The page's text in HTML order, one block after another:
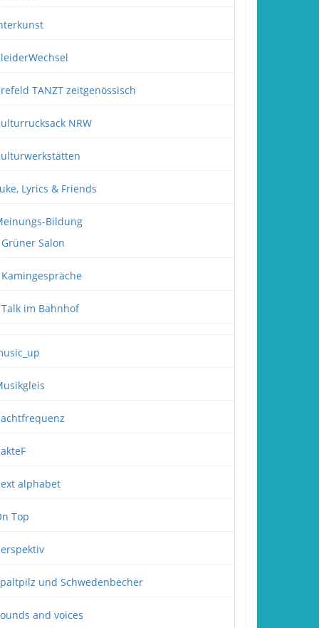
TANZT zeitgenössisch
NRW
Lyrics & Friends
Bildung
Grüner Salon
Kamingespräche
Talk im Bahnhof
alphabet
Top
und Schwedenbecher
and voices